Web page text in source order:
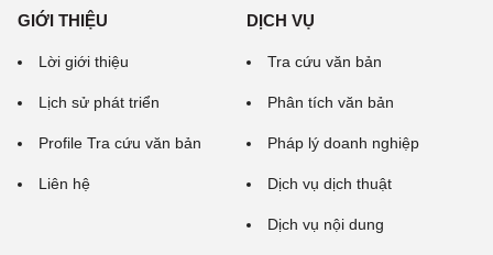
GIỚI THIỆU
Lời giới thiệu
Lịch sử phát triển
Profile Tra cứu văn bản
Liên hệ
DỊCH VỤ
Tra cứu văn bản
Phân tích văn bản
Pháp lý doanh nghiệp
Dịch vụ dịch thuật
Dịch vụ nội dung